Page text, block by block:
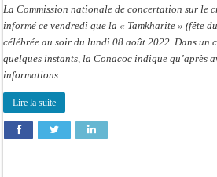
La Commission nationale de concertation sur le
informé ce vendredi que la « Tamkharite » (fête
célébrée au soir du lundi 08 août 2022. Dans un
quelques instants, la Conacoc indique qu’après
informations …
Lire la suite